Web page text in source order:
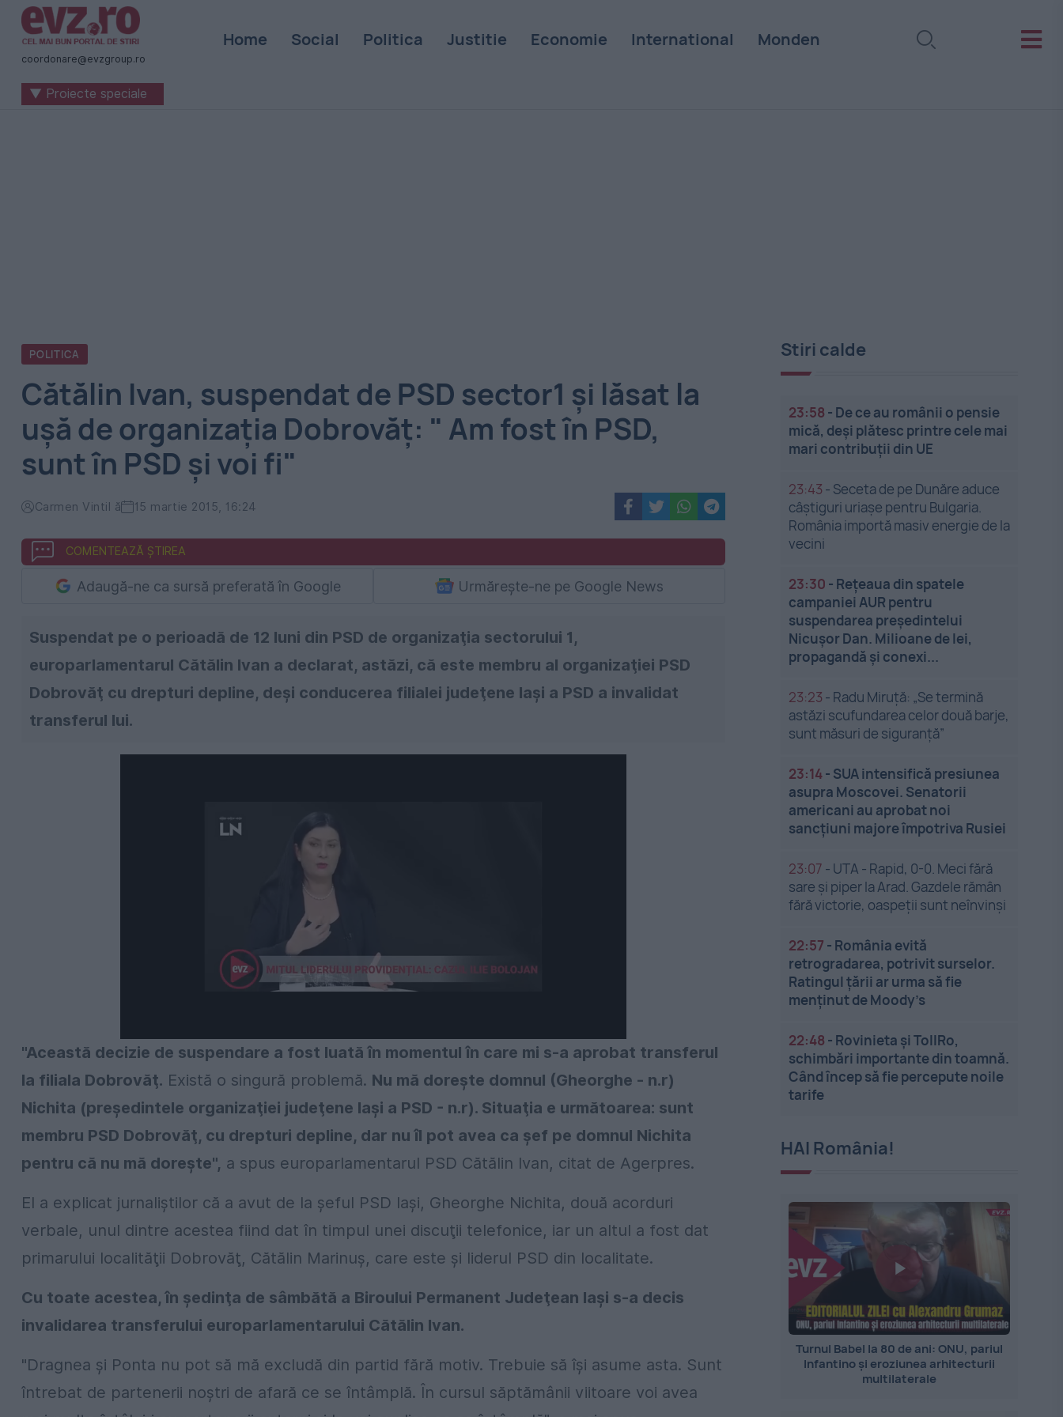
Știri
naționale
internaționale
coordonare@evzgroup.ro
Home Social Politica Justitie Economie International Monden
▼ Proiecte speciale
POLITICA
Cătălin Ivan, suspendat de PSD sector1 și lăsat la
ușă de organizația Dobrovăț: " Am fost în PSD,
sunt în PSD şi voi fi"
Carmen Vintil ă 15 martie 2015, 16:24
COMENTEAZĂ ȘTIREA
Adaugă-ne ca sursă preferată în Google Urmărește-ne pe Google News
Suspendat pe o perioadă de 12 luni din PSD de organizaţia sectorului 1,
europarlamentarul Cătălin Ivan a declarat, astăzi, că este membru al organizaţiei PSD
Dobrovăţ cu drepturi depline, deși conducerea filialei judeţene Iaşi a PSD a invalidat
transferul lui.
"Această decizie de suspendare a fost luată în momentul în care mi s-a aprobat transferul
la filiala Dobrovăţ. Există o singură problemă. Nu mă doreşte domnul (Gheorghe - n.r)
Nichita (preşedintele organizaţiei judeţene Iaşi a PSD - n.r). Situaţia e următoarea: sunt
membru PSD Dobrovăţ, cu drepturi depline, dar nu îl pot avea ca şef pe domnul Nichita
pentru că nu mă doreşte", a spus europarlamentarul PSD Cătălin Ivan, citat de Agerpres.
El a explicat jurnaliştilor că a avut de la şeful PSD Iaşi, Gheorghe Nichita, două acorduri
verbale, unul dintre acestea fiind dat în timpul unei discuţii telefonice, iar un altul a fost dat
primarului localităţii Dobrovăţ, Cătălin Marinuş, care este şi liderul PSD din localitate.
Cu toate acestea, în şedinţa de sâmbătă a Biroului Permanent Judeţean Iaşi s-a decis
invalidarea transferului europarlamentarului Cătălin Ivan.
"Dragnea şi Ponta nu pot să mă excludă din partid fără motiv. Trebuie să îşi asume asta. Sunt
întrebat de partenerii noştri de afară ce se întâmplă. În cursul săptămânii viitoare voi avea
Stiri calde
23:58 - De ce au românii o pensie
mică, deși plătesc printre cele mai
mari contribuții din UE
23:43 - Seceta de pe Dunăre aduce
câștiguri uriașe pentru Bulgaria.
România importă masiv energie de la
vecini
23:30 - Rețeaua din spatele
campaniei AUR pentru
suspendarea președintelui
Nicușor Dan. Milioane de lei,
propagandă și conexi...
23:23 - Radu Miruță: „Se termină
astăzi scufundarea celor două barje,
sunt măsuri de siguranţă”
23:14- SUA intensifică presiunea
asupra Moscovei. Senatorii
americani au aprobat noi
sancțiuni majore împotriva Rusiei
23:07 - UTA - Rapid, 0-0. Meci fără
sare și piper la Arad. Gazdele rămân
fără victorie, oaspeții sunt neînvinși
22:57 - România evită
retrogradarea, potrivit surselor.
Ratingul țării ar urma să fie
menținut de Moody’s
22:48 - Rovinieta și TollRo,
schimbări importante din toamnă.
Când încep să fie percepute noile
tarife
HAI România!
Turnul Babel la 80 de ani: ONU, pariul
Infantino și eroziunea arhitecturii
multilaterale